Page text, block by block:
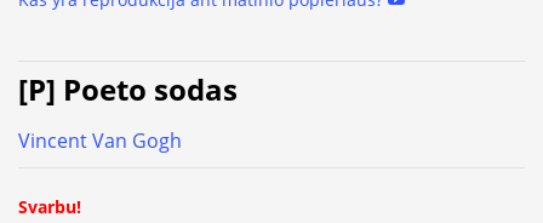
[P] Poeto sodas
Vincent Van Gogh
Svarbu!